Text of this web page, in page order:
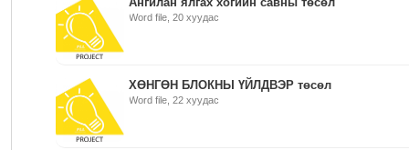
Word file, 20 хуудас
ХӨНГӨН БЛОКНЫ ҮЙЛДВЭР төсөл
Word file, 22 хуудас